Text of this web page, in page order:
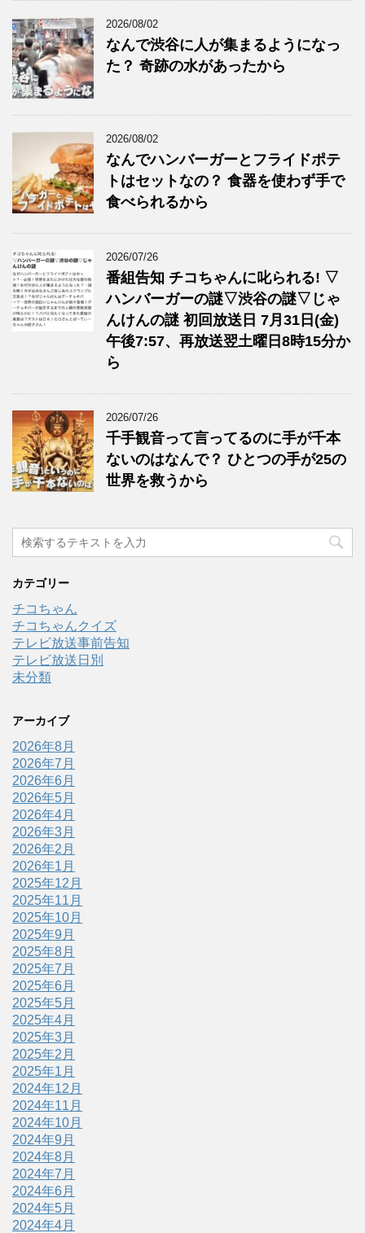
2026/08/02
なんで渋谷に人が集まるようになっ
た？ 奇跡の水があったから
2026/08/02
なんでハンバーガーとフライドポテ
トはセットなの？ 食器を使わず手で
食べられるから
2026/07/26
番組告知 チコちゃんに叱られる! ▽
ハンバーガーの謎▽渋谷の謎▽じゃ
んけんの謎 初回放送日 7月31日(金)
午後7:57、再放送翌土曜日8時15分か
ら
2026/07/26
千手観音って言ってるのに手が千本
ないのはなんで？ ひとつの手が25の
世界を救うから
カテゴリー
チコちゃん
チコちゃんクイズ
テレビ放送事前告知
テレビ放送日別
未分類
アーカイブ
2026年8月
2026年7月
2026年6月
2026年5月
2026年4月
2026年3月
2026年2月
2026年1月
2025年12月
2025年11月
2025年10月
2025年9月
2025年8月
2025年7月
2025年6月
2025年5月
2025年4月
2025年3月
2025年2月
2025年1月
2024年12月
2024年11月
2024年10月
2024年9月
2024年8月
2024年7月
2024年6月
2024年5月
2024年4月